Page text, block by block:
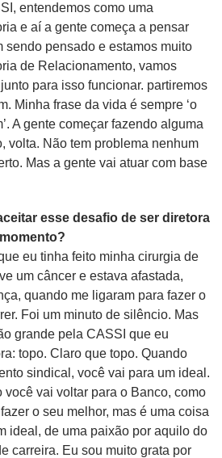
entendemos como uma
e aí a gente começa a pensar
sendo pensado e estamos muito
de Relacionamento, vamos
para isso funcionar. partiremos
Minha frase da vida é sempre ‘o
A gente começar fazendo alguma
volta. Não tem problema nenhum
Mas a gente vai atuar com base
esse desafio de ser diretora
eu tinha feito minha cirurgia de
um câncer e estava afastada,
quando me ligaram para fazer o
Foi um minuto de silêncio. Mas
grande pela CASSI que eu
topo. Claro que topo. Quando
sindical, você vai para um ideal.
você vai voltar para o Banco, como
o seu melhor, mas é uma coisa
ideal, de uma paixão por aquilo do
carreira. Eu sou muito grata por